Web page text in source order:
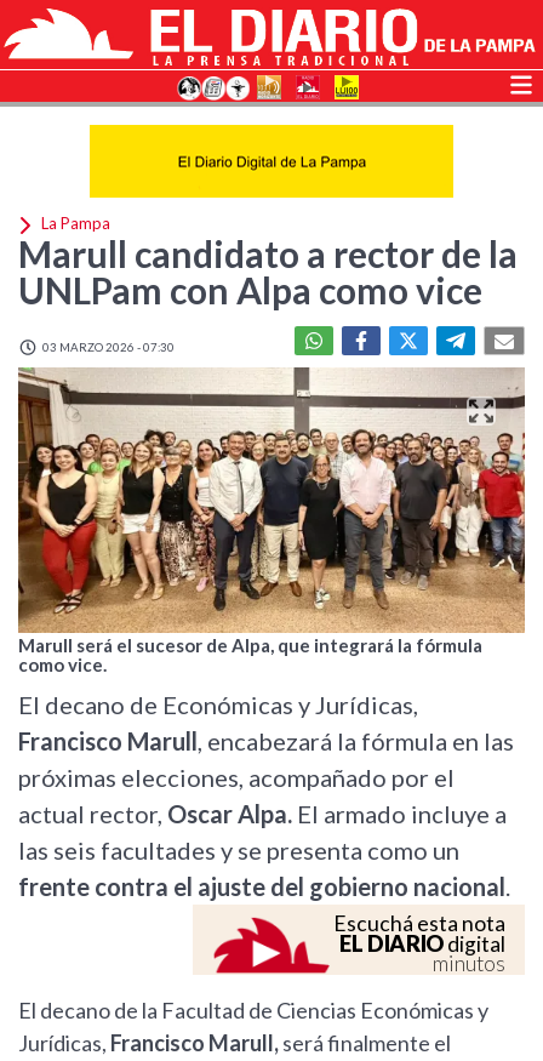
La Pampa
Marull candidato a rector de la
UNLPam con Alpa como vice
03 MARZO 2026 - 07:30
Marull será el sucesor de Alpa, que integrará la fórmula
como vice.
El decano de Económicas y Jurídicas,
Francisco Marull , encabezará la fórmula en las
próximas elecciones, acompañado por el
actual rector, Oscar Alpa. El armado incluye a
las seis facultades y se presenta como un
frente contra el ajuste del gobierno nacional .
Escuchá esta nota
EL DIARIOdigital
minutos
El decano de la Facultad de Ciencias Económicas y
Jurídicas, Francisco Marull,será finalmente el